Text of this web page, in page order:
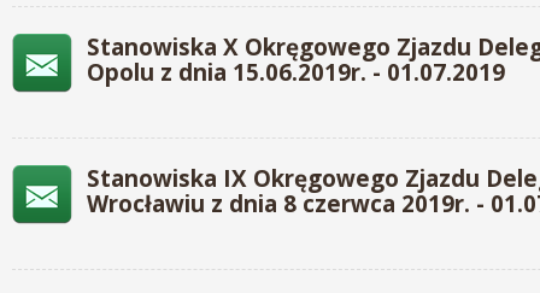
Stanowiska X Okręgowego Zjazdu
Opolu z dnia 15.06.2019r. - 01.07.2019
Stanowiska IX Okręgowego Zjazdu
Wrocławiu z dnia 8 czerwca 2019r. -